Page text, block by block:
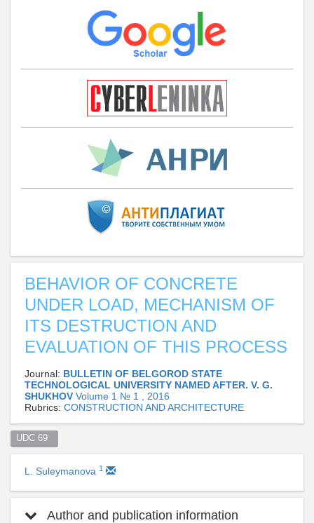
BEHAVIOR OF CONCRETE
UNDER LOAD, MECHANISM OF
ITS DESTRUCTION AND
EVALUATION OF THIS PROCESS
Journal: BULLETIN OF BELGOROD STATE
TECHNOLOGICAL UNIVERSITY NAMED AFTER. V. G.
SHUKHOV Volume 1 № 1 , 2016
Rubrics: CONSTRUCTION AND ARCHITECTURE
UDC 69
L. Suleymanova 1
Author and publication information